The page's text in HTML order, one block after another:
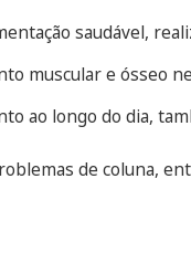
saudável,
muscular e ósseo
ao longo do dia,
de coluna,